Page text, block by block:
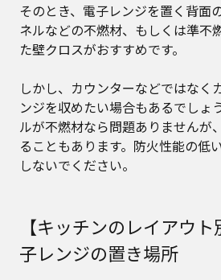
そのとき、電子レンジを置く背面
ネルなどの不燃材、もしくは準不
た壁クロスがおすすめです。
しかし、カウンターなどではなく
ンジを収めたい場合もあるでしょ
ルが不燃材なら問題ありませんが
ることもあります。防火性能の低
しないでください。
【キッチンのレイアウ
子レンジの置き場所